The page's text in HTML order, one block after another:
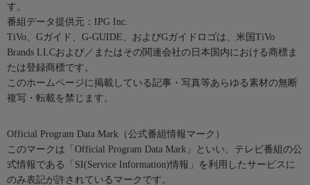
す。
番組データ提供元：IPG Inc.
TiVo、Gガイド、G-GUIDE、およびGガイドロゴは、米国TiVo
Brands LLCおよび／またはその関連会社の日本国内における商標ま
たは登録商標です。
このホームページに掲載している記事・写真等あらゆる素材の無断
複写・転載を禁じます。
Official Program Data Mark（公式番組情報マーク）
このマークは「Official Program Data Mark」といい、テレビ番組の公
式情報である「SI(Service Information)情報」を利用したサービスに
のみ表記が許されているマークです。